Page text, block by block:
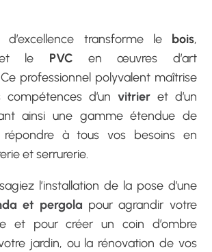
d’excellence transforme le bois,
le PVC en œuvres d’art
professionnel polyvalent maîtrise
d’un vitrieret d’un
ainsi une gamme étendue de
répondre à tous vos besoins en
et serrurerie.
l’installation de la pose d’une
et pergola pour agrandir votre
et pour créer un coin d’ombre
jardin, ou la rénovation de vos